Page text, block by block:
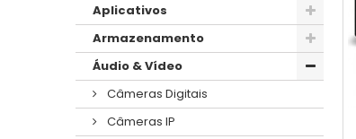
Aplicativos
Armazenamento
Áudio & Vídeo
Câmeras Digitais
Câmeras IP